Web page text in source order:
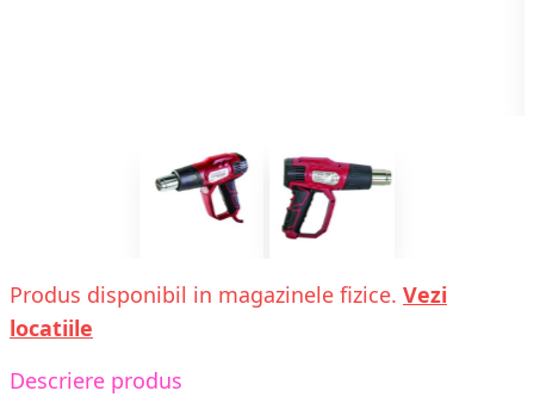
Produs disponibil in magazinele fizice. Vezi
locatiile
Descriere produs